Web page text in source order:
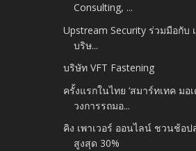
Consulting, ...
Upstream Security ร่วมมือกับ
บริษ...
บริษัท VFT Fastening
ครั้งแรกในไทย ‘สมาร์ทเทค มอ
วงการรถมอ...
คิง เพาเวอร์ ออนไลน์ ชวนช้อป
สูงสุด 30%